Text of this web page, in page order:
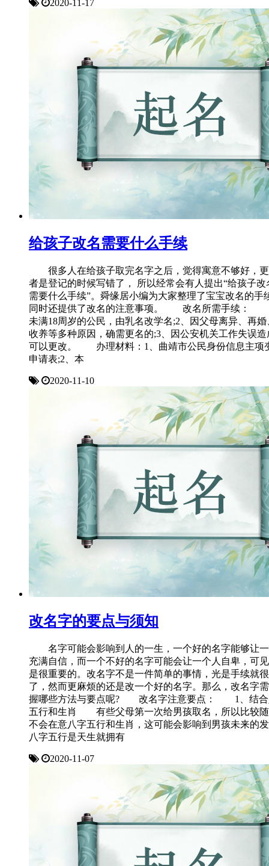
2020-11-17
给孩子改名需要什么手续
很多人在给孩子取完名字之后，觉得寓意不够好，
者是登记的时候写错了， 所以经常会有人提出“给孩子改
需要什么手续”。舜缘居小编为大家整理了宝宝改名的手
同时还提供了改名的注意事项。 改名所需手续：
未满18周岁的公民，由乳名改学名;2、因父母离异、再婚
收养等多种原因，确需更名的;3、因公安机关工作失误造
可以更改。 办理材料：1、曲靖市公民身份信息主项
申请表;2、本
2020-11-10
改名字的要点与须知
名字可能会影响到人的一生，一个好的名字能够让
充满自信，而一个不好的名字可能会让一个人自卑，可
是很重要的。改名字不是一件简单的事情，光是手续就
了，然而更麻烦的还是改一个好的名字。那么，改名字
握哪些方法与要点呢? 改名字注意要点： 1、结合
五行和生肖 有些父母第一次给男孩取名，所以比较
不会在意八字五行和生肖，这可能会影响到男孩未来的
八字五行是天生就拥有
2020-11-07